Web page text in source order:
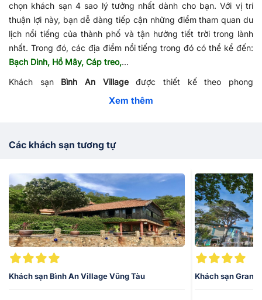
chọn khách sạn 4 sao lý tưởng nhất dành cho bạn. Với vị trí
thuận lợi này, bạn dễ dàng tiếp cận những điểm tham quan du
lịch nổi tiếng của thành phố và tận hưởng tiết trời trong lành
nhất. Trong đó, các địa điểm nổi tiếng trong đó có thể kể đến:
Bạch Dinh, Hồ Mây, Cáp treo,...
Khách sạn Bình An Villageđược thiết kế theo phong
cách truyền thống Việt Nam xen lẫn chút châu Âu tinh tế với
tận hưởng dịch vụ mát xa thư giãn tại spa hoặc đi câu cá.
Khách sạn cũng cung cấp nhà hàng nhìn ra biển,hồ bơi ngoài
trời, dịch vụ giặt ủi, cho thuê xe hơi, bãi đậu xe,...
Còn chần chờ gì mà chưa đặt phòng khách sạn Vũng Tàu mgay
hôm nay tại Vietnam Booking. Mọi thông tin chỉ cần liên hệ số
hotline1900 4698sẽ được tư vấn và hỗ trợ chi tiết nhất.
Xem thêm
Các khách sạn tương tự
Khách sạn Bình An Village Vũng Tàu Khách sạn Grand